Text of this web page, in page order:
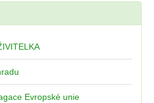
Evropské unie